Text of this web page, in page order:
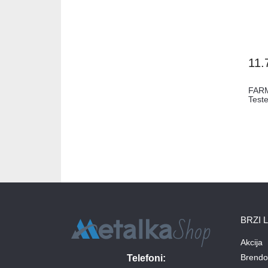
Telefoni:
BRZI
Akcija